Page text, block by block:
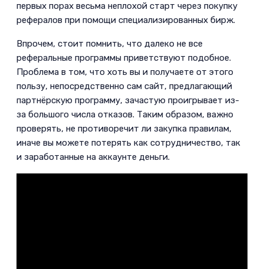
первых порах весьма неплохой старт через покупку
рефералов при помощи специализированных бирж.­
Впрочем, стоит помнить, что далеко не все
реферальные программы приветствуют подобное.
Проблема в том, что хоть вы и получаете от этого
пользу, непосредственно сам сайт, предлагающий
партнёрскую программу, зачастую проигрывает из-
за большого числа отказов. Таким образом, важно
проверять, не противоречит ли закупка правилам,
иначе вы можете потерять как сотрудничество, так
и заработанные на аккаунте деньги.­